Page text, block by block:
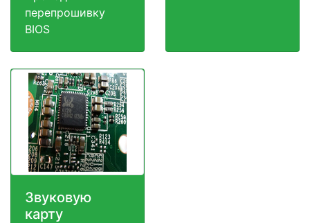
перепрошивку
BIOS
Звуковую
карту